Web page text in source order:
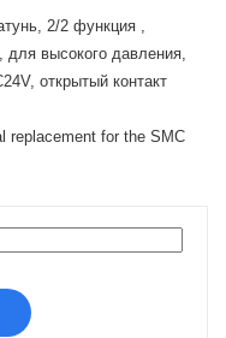
2/2 функция ,
для высокого давления,
открытый контакт
replacement for the SMC